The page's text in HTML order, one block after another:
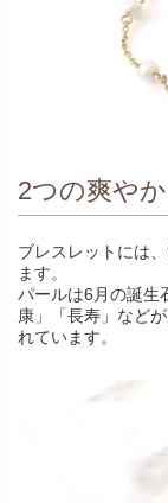
2つの爽や
ブレスレットには
ます。
パールは6月の誕生
康」「長寿」など
れています。